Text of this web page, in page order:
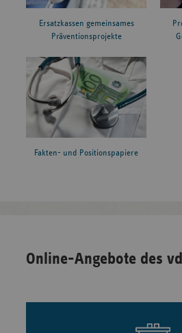
Ersatzkassen gemeinsames
Präventionsprojekte
Fakten- und Positionspapiere
Online-Angebote des